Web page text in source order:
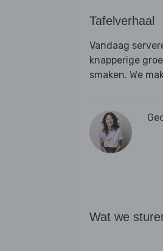
Tafelverhaal
Vandaag
knapperige
smaken. We
Wat we